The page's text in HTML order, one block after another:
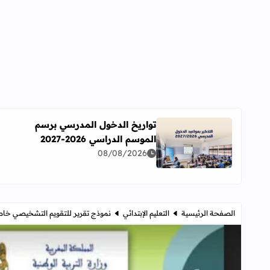
اقرأ المزيد عن تواريخ الدخول المدرسي برسم الموسم
تواريخ الدخول المدرسي برسم
الموسم الدراسي 2026-2027
08/08/2026
الصفحة الرئيسية التعليم الإبتدائي نموذج تقرير للتقويم التشخيصي